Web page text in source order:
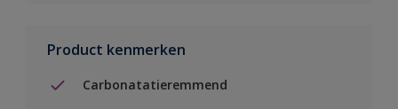
Product kenmerken
Carbonatatieremmend